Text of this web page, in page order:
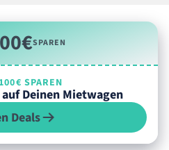
SPAREN
SPAREN
Deinen Mietwagen
Deals